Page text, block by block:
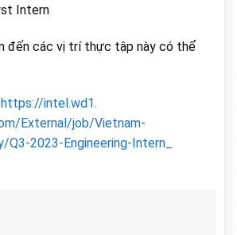
Intern
đến các vị trí thực tập này có thể
https://intel.wd1.
External/job/Vietnam-
Q3-2023-Engineering-Intern_